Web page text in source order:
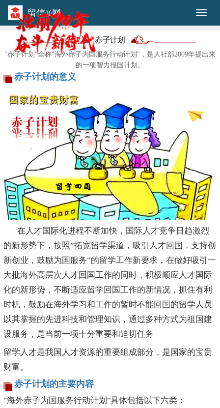
留信®网
"赤子计划"全称"海外赤子为国服务行动计划"，是人社部2009年提出来
的一项智力报国计划。
赤子计划的意义
在人才国际化进程不断加快，国际人才竞争日趋激烈
的新形势下，按照”拓宽留学渠道，吸引人才回国，支持创
新创业，鼓励为国服务”的留学工作新要求，在做好吸引一
大批海外高层次人才回国工作的同时，积极顺应人才国际
化的新形势，不断适应留学回国工作的新情况，抓住有利
时机，鼓励在海外学习和工作的暂时不能回国的留学人员
以其掌握的先进科技和管理知识，通过多种方式为祖国建
设服务，是当前一项十分重要和迫切任务
留学人才是我国人才资源的重要组成部分，是国家的宝贵
财富。
赤子计划的主要内容
"海外赤子为国服务行动计划"具体包括以下六类：